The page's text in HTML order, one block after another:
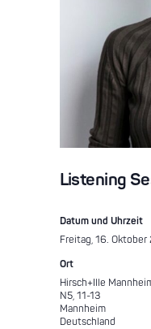
Listening
Datum und Uhrzeit
Freitag, 16.
Ort
Hirsch+Ille
N5, 11-13
Mannheim
Deutschland